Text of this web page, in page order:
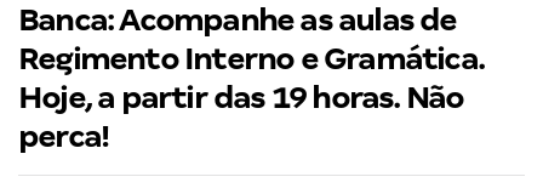
Banca: Acompanhe as aulas de
Regimento Interno e Gramática.
Hoje, a partir das 19 horas. Não
perca!